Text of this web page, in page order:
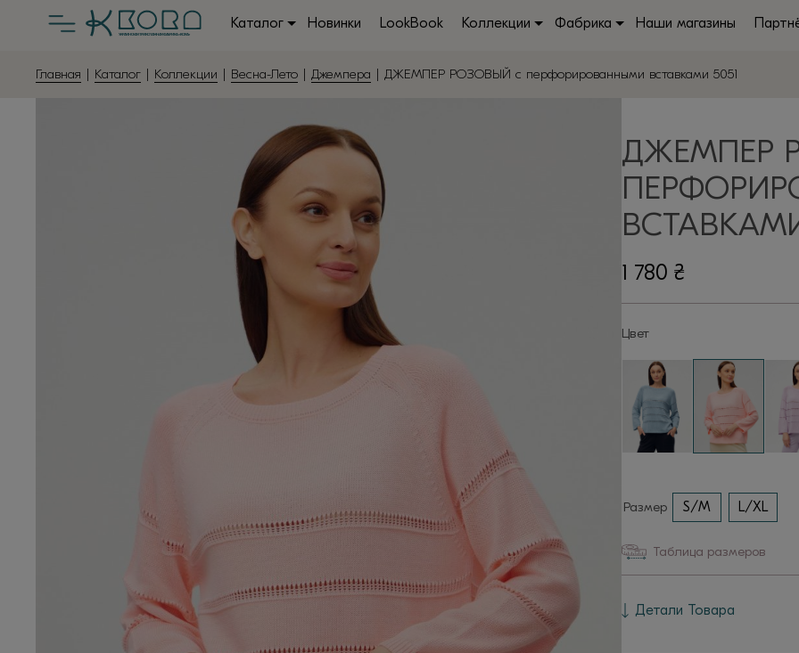
Каталог Новинки LookBook Коллекции Фабрика Наши магазины
Главная | Каталог | Коллекции | Весна-Лето | Джемпера | ДЖЕМПЕР РОЗОВЫЙ с перфорированными вставками 5051
ДЖЕМПЕР
1 780 ₴
Цвет
Размер S/M L/XL
Таблица размеров
Детали Товара